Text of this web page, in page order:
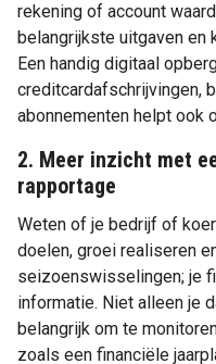
rekening of account
belangrijkste uitgaven en
Een handig digitaal
creditcardafschrijvingen,
abonnementen helpt ook
2. Meer inzicht met
rapportage
Weten of je bedrijf of
doelen, groei realiseren
seizoenswisselingen; je
informatie. Niet alleen je
belangrijk om te
zoals een financiële